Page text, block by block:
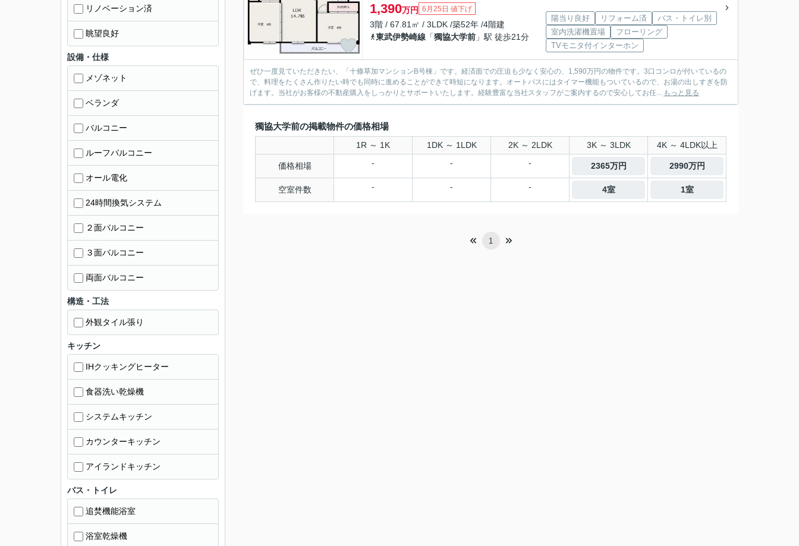
1,390万円 6月25日 値下げ
3階 / 67.81㎡ / 3LDK /築52年 /4階建
東武伊勢崎線 「獨協大学前 」駅 徒歩21分
陽当り良好 リフォーム済
バス・トイレ別
室内洗濯機置場
フローリング
TVモニタ付インターホン
ぜひ一度見ていただきたい、「十條草加マンションB号棟」です。経済面での圧迫も少なく安心の、1,590万円の物件です。3口コンロが付いているの
で、料理をたくさん作りたい時でも同時に進めることができて時短になります。オートバスにはタイマー機能もついているので、お湯の出しすぎを防
げます。当社がお客様の不動産購入をしっかりとサポートいたします。経験豊富な当社スタッフがご案内するので安心してお任... もっと見る
獨協大学前の掲載物件の価格相場
1R ～ 1K 1DK ～ 1LDK 2K ～ 2LDK 3K ～ 3LDK 4K ～ 4LDK以上
価格相場 - - - 2365万円 2990万円
空室件数 - - - 4室 1室
1
リノベーション済
眺望良好
設備・仕様
メゾネット
ベランダ
バルコニー
ルーフバルコニー
オール電化
24時間換気システム
２面バルコニー
３面バルコニー
両面バルコニー
構造・工法
外観タイル張り
キッチン
IHクッキングヒーター
食器洗い乾燥機
システムキッチン
カウンターキッチン
アイランドキッチン
バス・トイレ
追焚機能浴室
浴室乾燥機